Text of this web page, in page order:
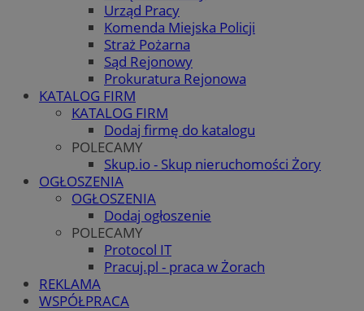
Urząd Pracy
Komenda Miejska Policji
Straż Pożarna
Sąd Rejonowy
Prokuratura Rejonowa
KATALOG FIRM
KATALOG FIRM
Dodaj firmę do katalogu
POLECAMY
Skup.io - Skup nieruchomości Żory
OGŁOSZENIA
OGŁOSZENIA
Dodaj ogłoszenie
POLECAMY
Protocol IT
Pracuj.pl - praca w Żorach
REKLAMA
WSPÓŁPRACA